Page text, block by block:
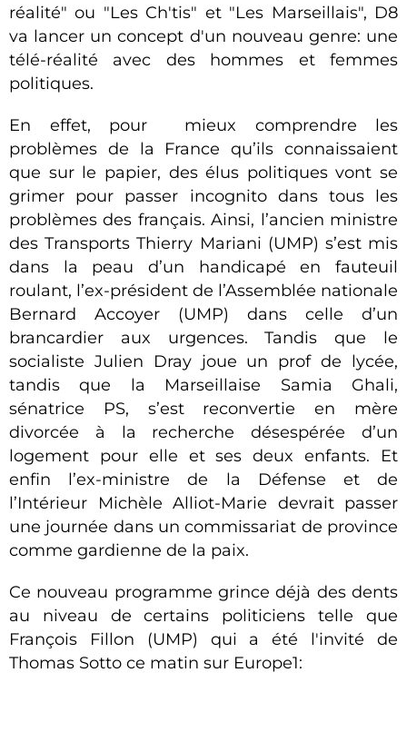
réalité" ou "Les Ch'tis" et "Les Marseillais", D8
va lancer un concept d'un nouveau genre: une
télé-réalité avec des hommes et femmes
politiques.
En effet, pour mieux comprendre les
problèmes de la France qu’ils connaissaient
que sur le papier, des élus politiques vont se
grimer pour passer incognito dans tous les
problèmes des français. Ainsi, l’ancien ministre
des Transports Thierry Mariani (UMP) s’est mis
dans la peau d’un handicapé en fauteuil
roulant, l’ex-président de l’Assemblée nationale
Bernard Accoyer (UMP) dans celle d’un
brancardier aux urgences. Tandis que le
socialiste Julien Dray joue un prof de lycée,
tandis que la Marseillaise Samia Ghali,
sénatrice PS, s’est reconvertie en mère
divorcée à la recherche désespérée d’un
logement pour elle et ses deux enfants. Et
enfin l’ex-ministre de la Défense et de
l’Intérieur Michèle Alliot-Marie devrait passer
une journée dans un commissariat de province
comme gardienne de la paix.
Ce nouveau programme grince déjà des dents
au niveau de certains politiciens telle que
François Fillon (UMP) qui a été l'invité de
Thomas Sotto ce matin sur Europe1: